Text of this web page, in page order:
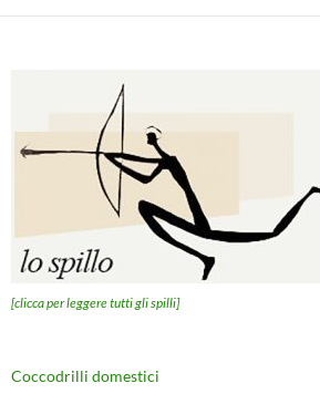
[clicca per leggere tutti gli spilli]
Coccodrilli domestici